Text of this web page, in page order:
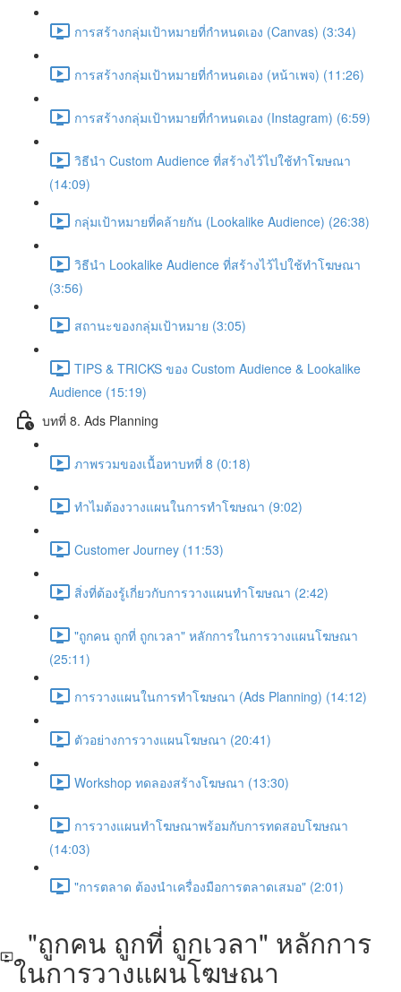
การสร้างกลุ่มเป้าหมายที่กำหนดเอง (Canvas) (3:34)
การสร้างกลุ่มเป้าหมายที่กำหนดเอง (หน้าเพจ) (11:26)
การสร้างกลุ่มเป้าหมายที่กำหนดเอง (Instagram) (6:59)
วิธีนำ Custom Audience ที่สร้างไว้ไปใช้ทำโฆษณา
(14:09)
กลุ่มเป้าหมายที่คล้ายกัน (Lookalike Audience) (26:38)
วิธีนำ Lookalike Audience ที่สร้างไว้ไปใช้ทำโฆษณา
(3:56)
สถานะของกลุ่มเป้าหมาย (3:05)
TIPS & TRICKS ของ Custom Audience & Lookalike
Audience (15:19)
บทที่ 8. Ads Planning
ภาพรวมของเนื้อหาบทที่ 8 (0:18)
ทำไมต้องวางแผนในการทำโฆษณา (9:02)
Customer Journey (11:53)
สิ่งที่ต้องรู้เกี่ยวกับการวางแผนทำโฆษณา (2:42)
"ถูกคน ถูกที่ ถูกเวลา" หลักการในการวางแผนโฆษณา
(25:11)
การวางแผนในการทำโฆษณา (Ads Planning) (14:12)
ตัวอย่างการวางแผนโฆษณา (20:41)
Workshop ทดลองสร้างโฆษณา (13:30)
การวางแผนทำโฆษณาพร้อมกับการทดสอบโฆษณา
(14:03)
"การตลาด ต้องนำเครื่องมือการตลาดเสมอ" (2:01)
"ถูกคน ถูกที่ ถูกเวลา" หลักการ
ในการวางแผนโฆษณา